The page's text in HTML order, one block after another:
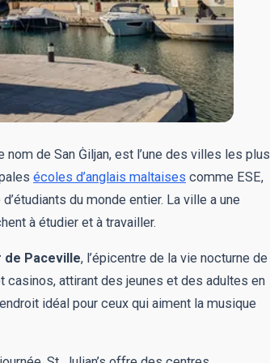
nom de San Ġiljan, est l’une des villes les plus
écoles d’anglais maltaises comme ESE,
du monde entier. La ville a une
à étudier et à travailler.
Paceville, l’épicentre de la vie nocturne de
attirant des jeunes et des adultes en
idéal pour ceux qui aiment la musique